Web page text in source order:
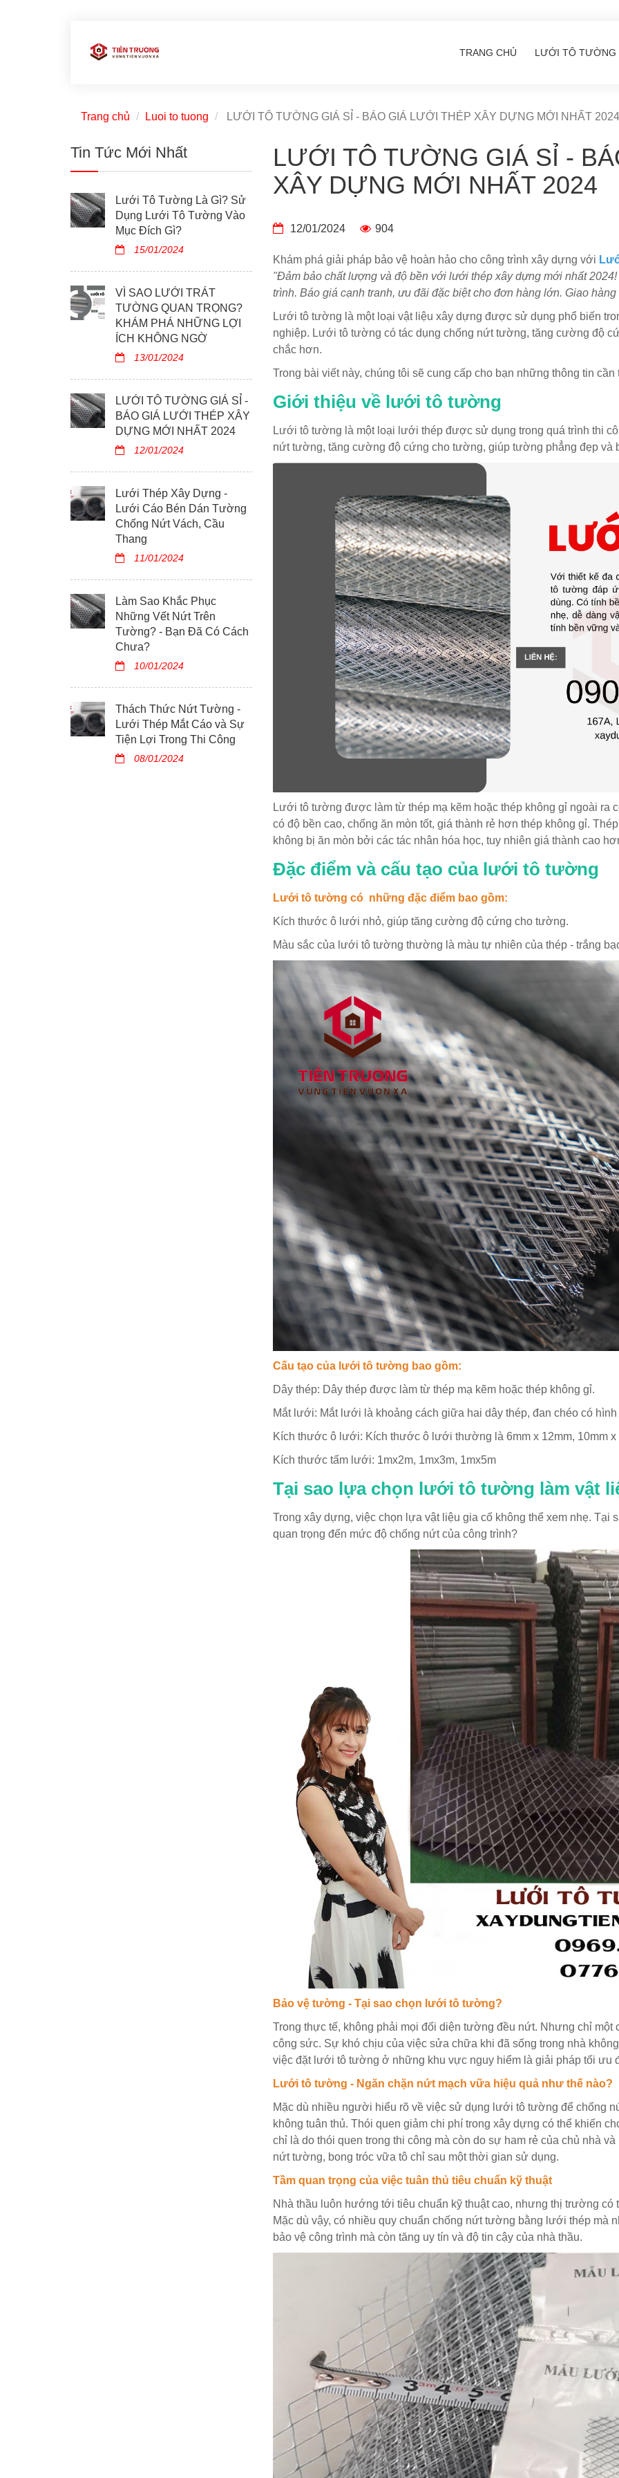
LƯỚI TÔ TƯỜNG GIÁ SỈ -
XÂY DỰNG MỚI NHẤT 2024
12/01/2024 904
Khám phá giải pháp bảo vệ hoàn hảo cho công trình xây dựng với
"Đảm bảo chất lượng và độ bền với lưới thép xây dựng mới nhất
trình. Báo giá cạnh tranh, ưu đãi đặc biệt cho đơn hàng lớn. Giao
Lưới tô tường là một loại vật liệu xây dựng được sử dụng phổ biến
nghiệp. Lưới tô tường có tác dụng chống nứt tường, tăng cường độ
chắc hơn.
Trong bài viết này, chúng tôi sẽ cung cấp cho bạn những thông tin
Giới thiệu về lưới tô tường
Lưới tô tường là một loại lưới thép được sử dụng trong quá trình thi
nứt tường, tăng cường độ cứng cho tường, giúp tường phẳng đẹp và
Lưới tô tường được làm từ thép mạ kẽm hoặc thép không gỉ ngoài ra
có độ bền cao, chống ăn mòn tốt, giá thành rẻ hơn thép không gỉ.
không bị ăn mòn bởi các tác nhân hóa học, tuy nhiên giá thành cao
Đặc điểm và cấu tạo của lưới tô tường
Lưới tô tường có những đặc điểm bao gồm:
Kích thước ô lưới nhỏ, giúp tăng cường độ cứng cho tường.
Màu sắc của lưới tô tường thường là màu tự nhiên của thép - trắng
Cấu tạo của lưới tô tường bao gồm:
Dây thép: Dây thép được làm từ thép mạ kẽm hoặc thép không gỉ.
Mắt lưới: Mắt lưới là khoảng cách giữa hai dây thép, đan chéo có hình
Kích thước ô lưới: Kích thước ô lưới thường là 6mm x 12mm, 10mm x
Kích thước tấm lưới: 1mx2m, 1mx3m, 1mx5m
Tại sao lựa chọn lưới tô tường làm vật
Trong xây dựng, việc chọn lựa vật liệu gia cố không thể xem nhẹ.
quan trọng đến mức độ chống nứt của công trình?
Bảo vệ tường - Tại sao chọn lưới tô tường?
Trong thực tế, không phải mọi đối diện tường đều nứt. Nhưng chỉ
công sức. Sự khó chịu của việc sửa chữa khi đã sống trong nhà
việc đặt lưới tô tường ở những khu vực nguy hiểm là giải pháp tối ưu
Lưới tô tường - Ngăn chặn nứt mạch vữa hiệu quả như thế nào?
Mặc dù nhiều người hiểu rõ về việc sử dụng lưới tô tường để chống
không tuân thủ. Thói quen giảm chi phí trong xây dựng có thể khiến
chỉ là do thói quen trong thi công mà còn do sự ham rẻ của chủ nhà
nứt tường, bong tróc vữa tô chỉ sau một thời gian sử dụng.
Tầm quan trọng của việc tuân thủ tiêu chuẩn kỹ thuật
Nhà thầu luôn hướng tới tiêu chuẩn kỹ thuật cao, nhưng thị trường có
Mặc dù vậy, có nhiều quy chuẩn chống nứt tường bằng lưới thép mà
bảo vệ công trình mà còn tăng uy tín và độ tin cậy của nhà thầu.
Tin Tức Mới Nhất
Lưới Tô Tường Là Gì? Sử
Dụng Lưới Tô Tường Vào
Mục Đích Gì?
15/01/2024
VÌ SAO LƯỚI TRÁT
TƯỜNG QUAN TRỌNG?
KHÁM PHÁ NHỮNG LỢI
ÍCH KHÔNG NGỜ
13/01/2024
LƯỚI TÔ TƯỜNG GIÁ SỈ -
BÁO GIÁ LƯỚI THÉP XÂY
DỰNG MỚI NHẤT 2024
12/01/2024
Lưới Thép Xây Dựng -
Lưới Cáo Bén Dán Tường
Chống Nứt Vách, Cầu
Thang
11/01/2024
Làm Sao Khắc Phục
Những Vết Nứt Trên
Tường? - Bạn Đã Có Cách
Chưa?
10/01/2024
Thách Thức Nứt Tường -
Lưới Thép Mắt Cáo và Sự
Tiện Lợi Trong Thi Công
08/01/2024
TRANG CHỦ LƯỚI TÔ TƯỜNG
Trang chủ Luoi to tuong LƯỚI TÔ TƯỜNG GIÁ SỈ - BÁO GIÁ LƯỚI THÉP XÂY DỰNG MỚI NHẤT 2024